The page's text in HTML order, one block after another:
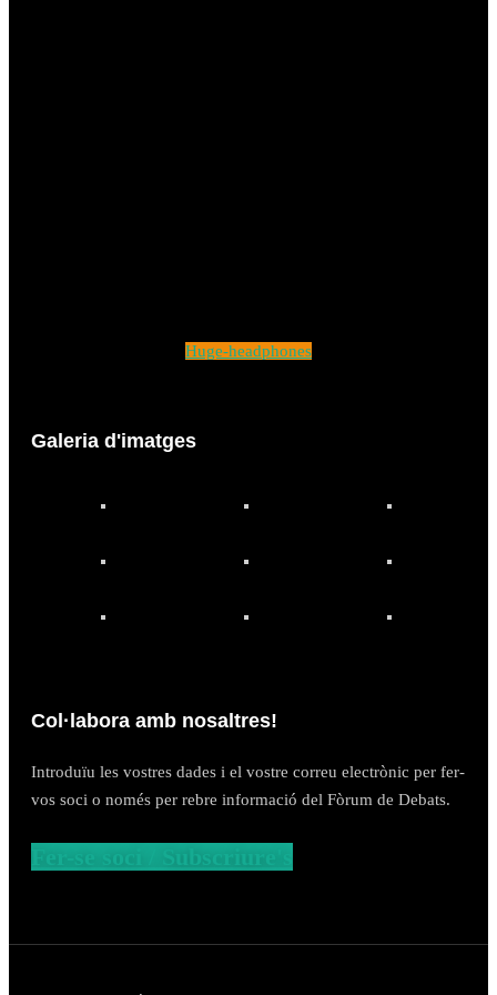
Huge-headphones
Galeria d'imatges
Col·labora amb nosaltres!
Introduïu les vostres dades i el vostre correu electrònic per fer-
vos soci o només per rebre informació del Fòrum de Debats.